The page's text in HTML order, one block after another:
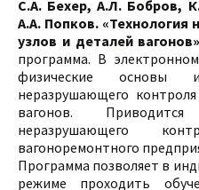
С.А. Бехер, А.Л. Бобров,
А.А. Попков.
узлов и деталей
программа. В
физические основы
неразрушающего
вагонов.
неразрушающего
вагоноремонтного
Программа позволяет в
режиме проходить